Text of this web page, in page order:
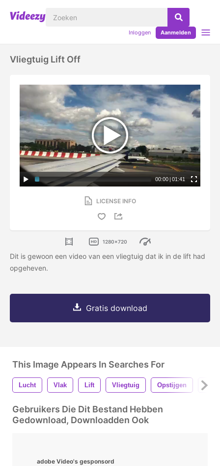
Inloggen Aanmelden
Vliegtuig Lift Off
00:00 | 01:41
LICENSE INFO
1280x720
Dit is gewoon een video van een vliegtuig dat ik in de lift had
opgeheven.
Gratis download
This Image Appears In Searches For
Lucht Vlak Lift Vliegtuig Opstijgen
Gebruikers Die Dit Bestand Hebben
Gedownload, Downloadden Ook
adobe Video's gesponsord